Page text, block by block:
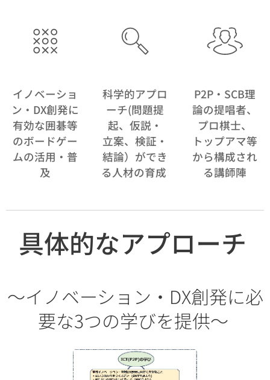
イノベーショ
ン・DX創発に
有効な囲碁等
のボードゲー
ムの活用・普
及
科学的アプロ
ーチ(問題提
起、仮説・
立案、検証・
結論）ができ
る人材の育成
P2P・SCB理
論の提唱者、
プロ棋士、
トップアマ等
から構成され
る講師陣
具体的なアプローチ
～イノベーション・DX創発に必
要な3つの学びを提供～